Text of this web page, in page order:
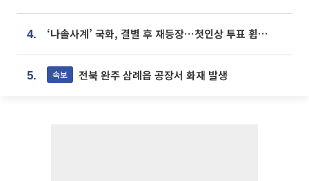
4. ‘나솔사계’ 국화, 결별 후 재등장⋯첫인상 투표 휩쓸고 ‘인기녀’ 등극
5. 속보 전북 완주 삼례읍 공장서 화재 발생